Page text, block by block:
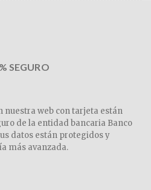
SEGURO
nuestra web con tarjeta están
de la entidad bancaria Banco
datos están protegidos y
más avanzada.